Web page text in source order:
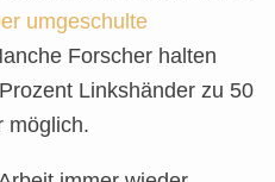
umgeschulte
Forscher halten
Linkshänder zu 50
möglich.